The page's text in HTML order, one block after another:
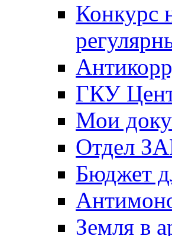
Конкурс
ГКУ
Мои
Отдел
Бюджет
Земля в